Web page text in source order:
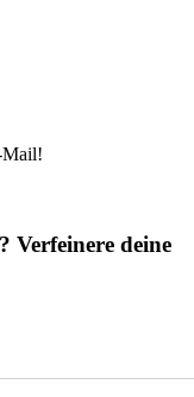
Mail!
Verfeinere deine